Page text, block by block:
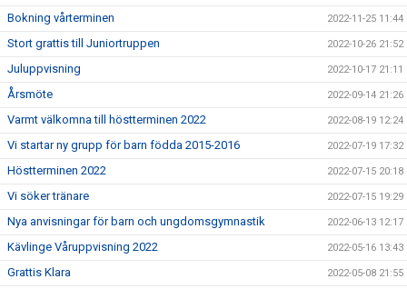
Bokning vårterminen 2022-11-25 11:44
Stort grattis till Juniortruppen 2022-10-26 21:52
Juluppvisning 2022-10-17 21:11
Årsmöte 2022-09-14 21:26
Varmt välkomna till höstterminen 2022 2022-08-19 12:24
Vi startar ny grupp för barn födda 2015-2016 2022-07-19 17:32
Höstterminen 2022 2022-07-15 20:18
Vi söker tränare 2022-07-15 19:29
Nya anvisningar för barn och ungdomsgymnastik 2022-06-13 12:17
Kävlinge Våruppvisning 2022 2022-05-16 13:43
Grattis Klara 2022-05-08 21:55